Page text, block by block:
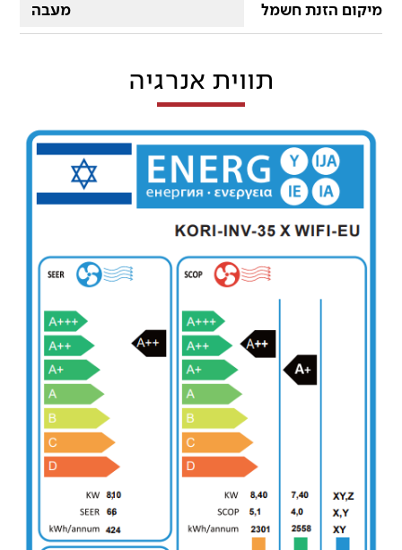
מיקום הזנת חשמל מעבה
תווית אנרגיה